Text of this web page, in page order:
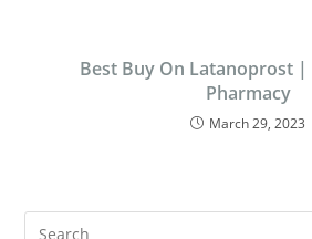
Best Buy On Latanoprost |
Pharmacy
March 29, 2023